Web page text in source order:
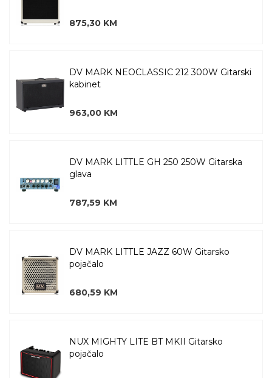
875,30 KM
DV MARK NEOCLASSIC 212 300W Gitarski
kabinet
963,00 KM
DV MARK LITTLE GH 250 250W Gitarska
glava
787,59 KM
DV MARK LITTLE JAZZ 60W Gitarsko
pojačalo
680,59 KM
NUX MIGHTY LITE BT MKII Gitarsko
pojačalo